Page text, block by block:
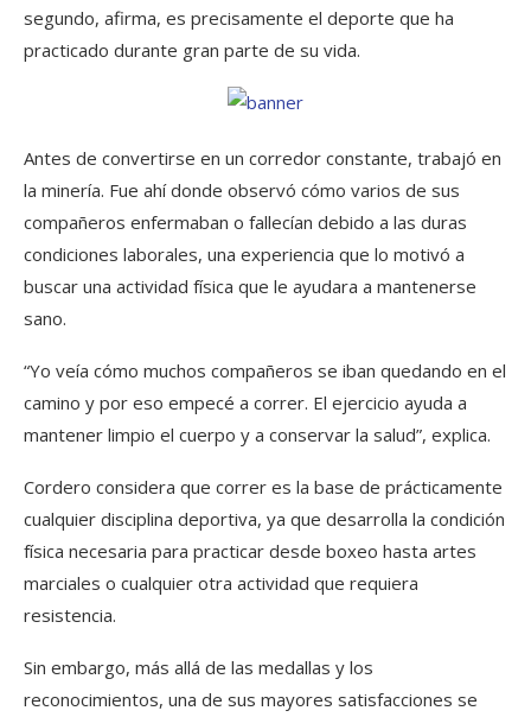
segundo, afirma, es precisamente el deporte que ha
practicado durante gran parte de su vida.
Antes de convertirse en un corredor constante, trabajó en
la minería. Fue ahí donde observó cómo varios de sus
compañeros enfermaban o fallecían debido a las duras
condiciones laborales, una experiencia que lo motivó a
buscar una actividad física que le ayudara a mantenerse
sano.
“Yo veía cómo muchos compañeros se iban quedando en el
camino y por eso empecé a correr. El ejercicio ayuda a
mantener limpio el cuerpo y a conservar la salud”, explica.
Cordero considera que correr es la base de prácticamente
cualquier disciplina deportiva, ya que desarrolla la condición
física necesaria para practicar desde boxeo hasta artes
marciales o cualquier otra actividad que requiera
resistencia.
Sin embargo, más allá de las medallas y los
reconocimientos, una de sus mayores satisfacciones se